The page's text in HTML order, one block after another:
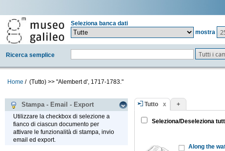
Seleziona banca dati
mostra
Ricerca semplice Tutti i
Home / (Tutto) >> "Alembert d', 1717-1783."
Stampa - Email - Export
Utilizzare la checkbox di selezione a
fianco di ciascun documento per
attivare le funzionalità di stampa, invio
email ed export.
Tutto +
Seleziona/Deseleziona
Along the